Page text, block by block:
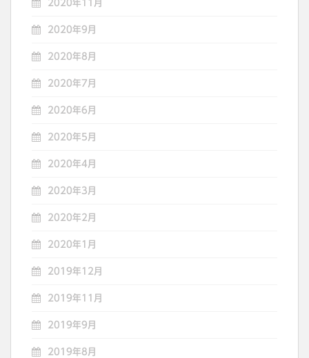
2020年11月
2020年9月
2020年8月
2020年7月
2020年6月
2020年5月
2020年4月
2020年3月
2020年2月
2020年1月
2019年12月
2019年11月
2019年9月
2019年8月